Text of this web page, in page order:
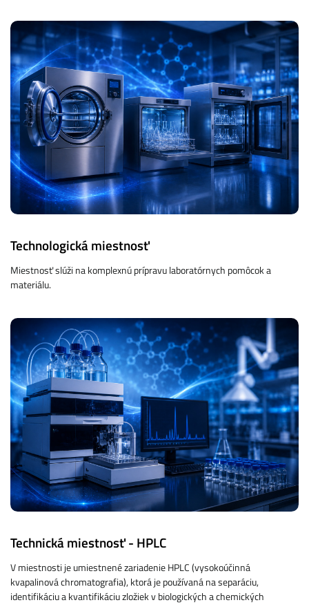
Technologická miestnosť
Miestnosť slúži na komplexnú prípravu laboratórnych pomôcok a
materiálu.
Technická miestnosť - HPLC
V miestnosti je umiestnené zariadenie HPLC (vysokoúčinná
kvapalinová chromatografia), ktorá je používaná na separáciu,
identifikáciu a kvantifikáciu zložiek v biologických a chemických